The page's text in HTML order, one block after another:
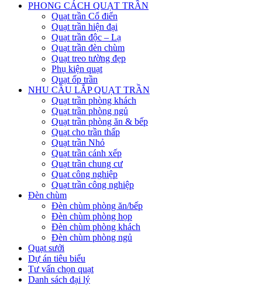
PHONG CÁCH QUẠT TRẦN
Quạt trần Cổ điển
Quạt trần hiện đại
Quạt trần độc – Lạ
Quạt trần đèn chùm
Quạt treo tường đẹp
Phụ kiện quạt
Quạt ốp trần
NHU CẦU LẮP QUẠT TRẦN
Quạt trần phòng khách
Quạt trần phòng ngủ
Quạt trần phòng ăn & bếp
Quạt cho trần thấp
Quạt trần Nhỏ
Quạt trần cánh xếp
Quạt trần chung cư
Quạt công nghiệp
Quạt trần công nghiệp
Đèn chùm
Đèn chùm phòng ăn/bếp
Đèn chùm phòng họp
Đèn chùm phòng khách
Đèn chùm phòng ngủ
Quạt sưởi
Dự án tiêu biểu
Tư vấn chọn quạt
Danh sách đại lý